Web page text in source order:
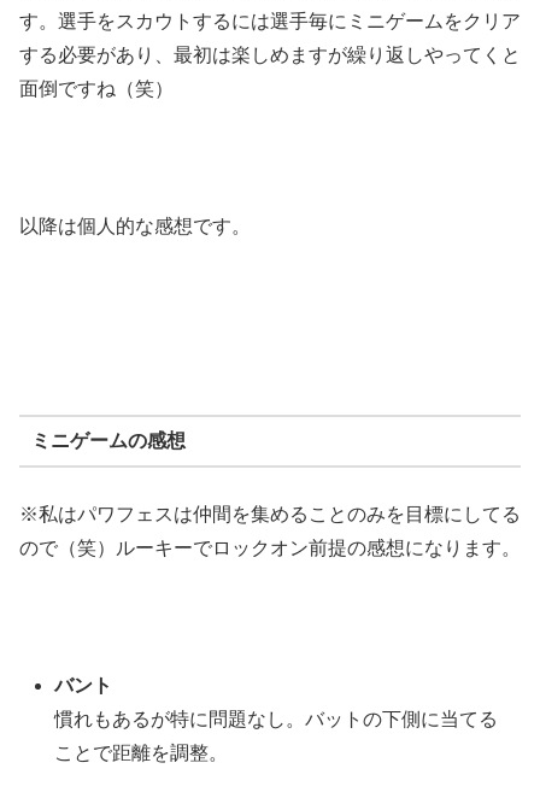
す。選手をスカウトするには選手毎にミニゲームをクリア
する必要があり、最初は楽しめますが繰り返しやってくと
面倒ですね（笑）
以降は個人的な感想です。
ミニゲームの感想
※私はパワフェスは仲間を集めることのみを目標にしてる
ので（笑）ルーキーでロックオン前提の感想になります。
バント
慣れもあるが特に問題なし。バットの下側に当てる
ことで距離を調整。